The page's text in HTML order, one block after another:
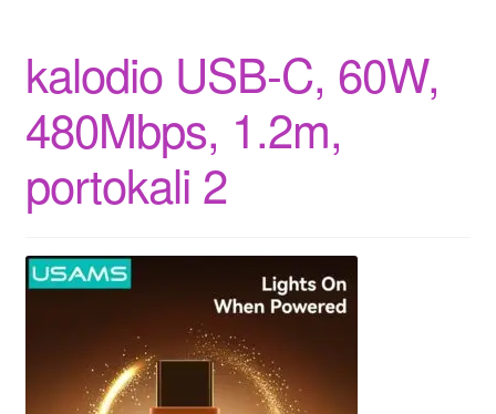
kalodio USB-C, 60W,
480Mbps, 1.2m,
portokali 2